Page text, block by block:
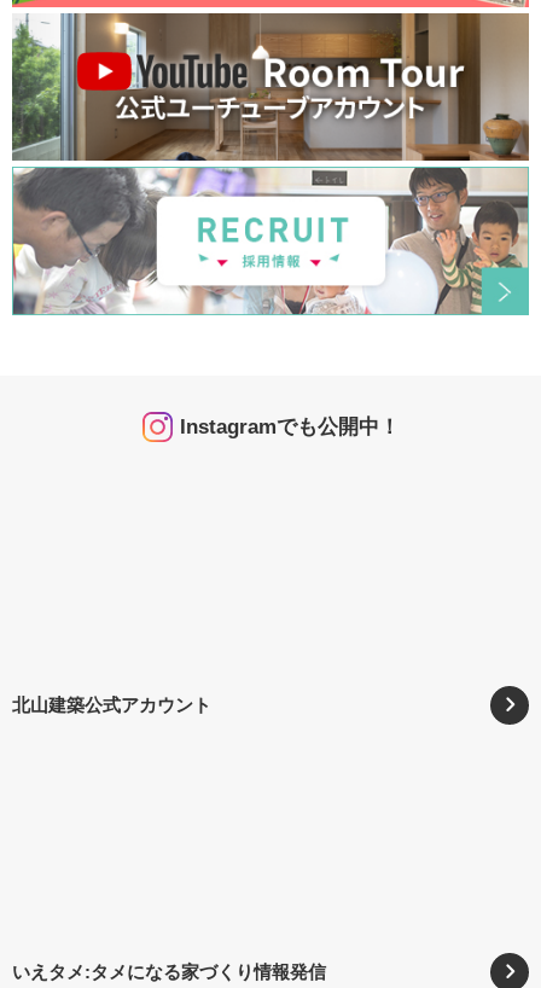
Instagramでも公開中！
北山建築公式アカウント
いえタメ:タメになる家づくり情報発信